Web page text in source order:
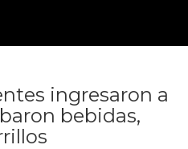
ingresaron a
bebidas,